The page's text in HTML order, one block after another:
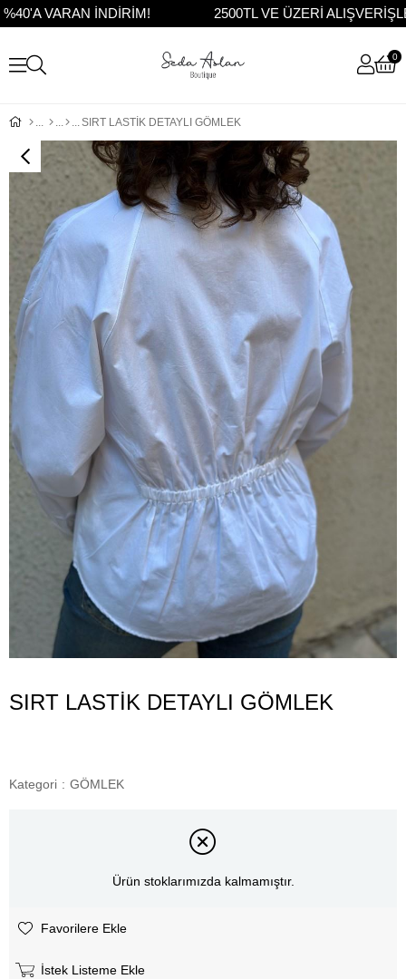
VARAN İNDİRİM! 2500TL VE ÜZERİ
0
SIRT LASTİK DETAYLI GÖMLEK
SIRT LASTİK DETAYLI GÖMLEK
Kategori : GÖMLEK
Ürün stoklarımızda kalmamıştır.
Favorilere Ekle
İstek Listeme Ekle